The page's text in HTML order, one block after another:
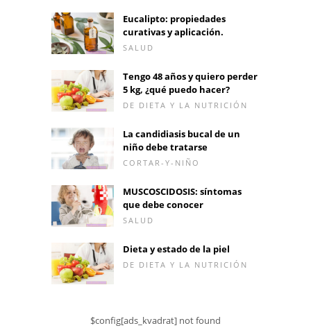
Eucalipto: propiedades
curativas y aplicación.
SALUD
Tengo 48 años y quiero perder
5 kg, ¿qué puedo hacer?
DE DIETA Y LA NUTRICIÓN
La candidiasis bucal de un
niño debe tratarse
CORTAR-Y-NIÑO
MUSCOSCIDOSIS: síntomas
que debe conocer
SALUD
Dieta y estado de la piel
DE DIETA Y LA NUTRICIÓN
$config[ads_kvadrat] not found